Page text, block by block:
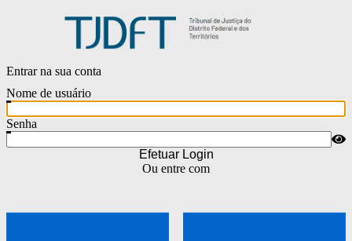
Entrar na sua conta
Nome de usuário
Senha
Efetuar Login
Ou entre com